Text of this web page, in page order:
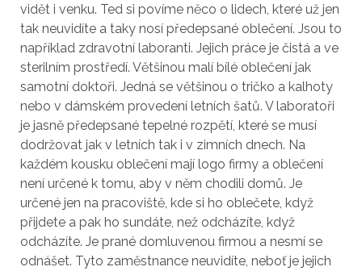
vidět i venku. Ted si povíme něco o lidech, které už jen
tak neuvidíte a taky nosí předepsané oblečení. Jsou to
například zdravotní laboranti. Jejich práce je čistá a ve
sterilním prostředí. Většinou malí bílé oblečení jak
samotní doktoři. Jedná se většinou o tričko a kalhoty
nebo v dámském provedení letních šatů. V laboratoři
je jasně předepsané tepelné rozpětí, které se musí
dodržovat jak v letních tak i v zimních dnech. Na
každém kousku oblečení mají logo firmy a oblečení
není určené k tomu, aby v něm chodili domů. Je
určené jen na pracoviště, kde si ho oblečete, když
přijdete a pak ho sundáte, než odcházíte, když
odcházíte. Je prané domluvenou firmou a nesmí se
odnášet. Tyto zaměstnance neuvidíte, neboť je jejich